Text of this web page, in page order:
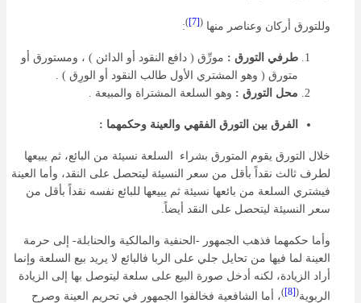
وللتورق أركان وعناصر منها (
)
:
طرفي التورق : مورِّق ( دافع النقود أو الدائن ) ، ومستورق أو
متورق ( وهو المشتري الأول طالب النقود أو الورِق ) .
محل التورق : وهو السلعة المشتراة والمبيعة .
الفرق بين التورق الفقهي والعينة وحكمهما :
خلال التورق يقوم المتورق بشراء السلعة نسيئة من البائع، ثم يبيعها
لطرف ثالث نقداً بأقل من سعر النسيئة ليتحصل على النقد، وأما العينة
فيشتري السلعة من بائعها نسيئة ثم يبيعها للبائع نفسه نقداً بأقل من
سعر النسيئة ليتحصل على النقد أيضاً.
وأما حكمهما فذهب الجمهور -الحنفية والمالكية والحنابلة- إلى حرمة
العينة لما فيها من تحايل جلي على الربا فالبائع لا يريد بيع السلعة وإنما
أراد الزيادة، لكنه أدخل صورة البيع على سلعة ليتوصل بها إلى الزيادة
الربوية(
[8]
)، أما الشافعية فخالفوا الجمهور في تحريم العينة وصرح